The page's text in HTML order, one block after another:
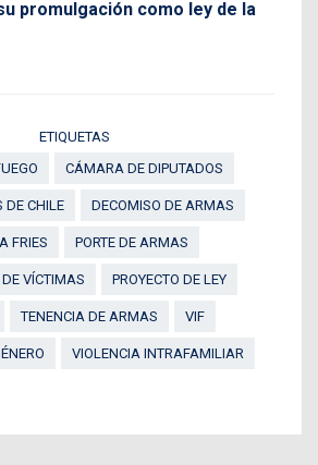
promulgación como ley de la
ETIQUETAS
CÁMARA DE DIPUTADOS
DE CHILE DECOMISO DE ARMAS
FRIES PORTE DE ARMAS
VÍCTIMAS PROYECTO DE LEY
TENENCIA DE ARMAS VIF
VIOLENCIA INTRAFAMILIAR